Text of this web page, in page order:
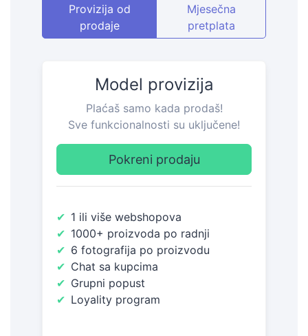
Provizija od
prodaje
Mjesečna
pretplata
Model provizija
Plaćaš samo kada prodaš!
Sve funkcionalnosti su uključene!
Pokreni prodaju
✔ 1 ili više webshopova
✔ 1000+ proizvoda po radnji
✔ 6 fotografija po proizvodu
✔ Chat sa kupcima
✔ Grupni popust
✔ Loyality program